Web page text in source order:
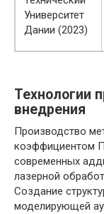
Университет
Дании (2023)
Технологии
внедрения
Производство
коэффициентом
современных
лазерной
Создание
моделирующей